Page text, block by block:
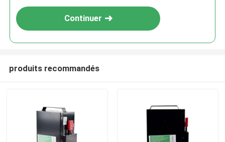
Continuer
produits recommandés